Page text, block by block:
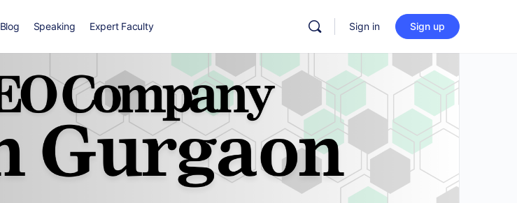
Blog Speaking Expert Faculty Sign in Sign up